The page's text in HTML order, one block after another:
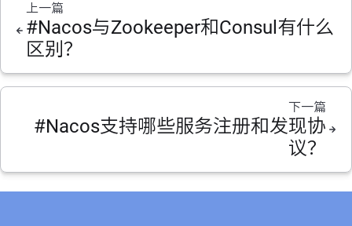
上一篇
#Nacos与Zookeeper和Consul有什么
区别？
下一篇
#Nacos支持哪些服务注册和发现协
议？